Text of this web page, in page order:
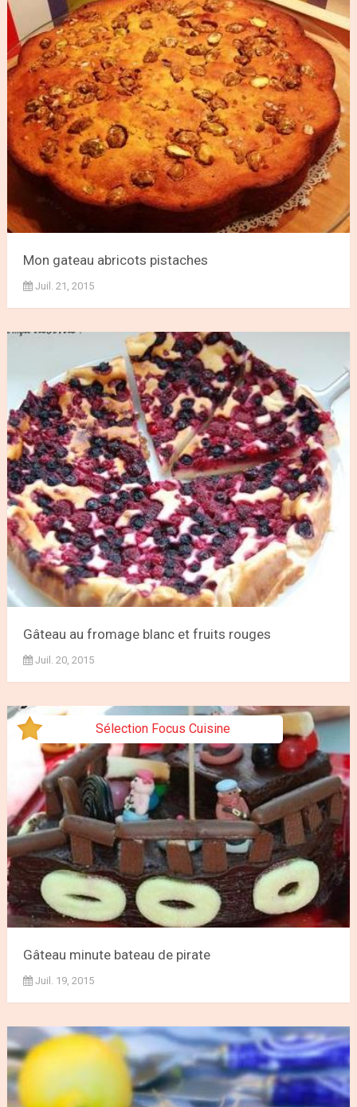
Mon gateau abricots pistaches
Juil. 21, 2015
Gâteau au fromage blanc et fruits rouges
Juil. 20, 2015
Sélection Focus Cuisine
Gâteau minute bateau de pirate
Juil. 19, 2015